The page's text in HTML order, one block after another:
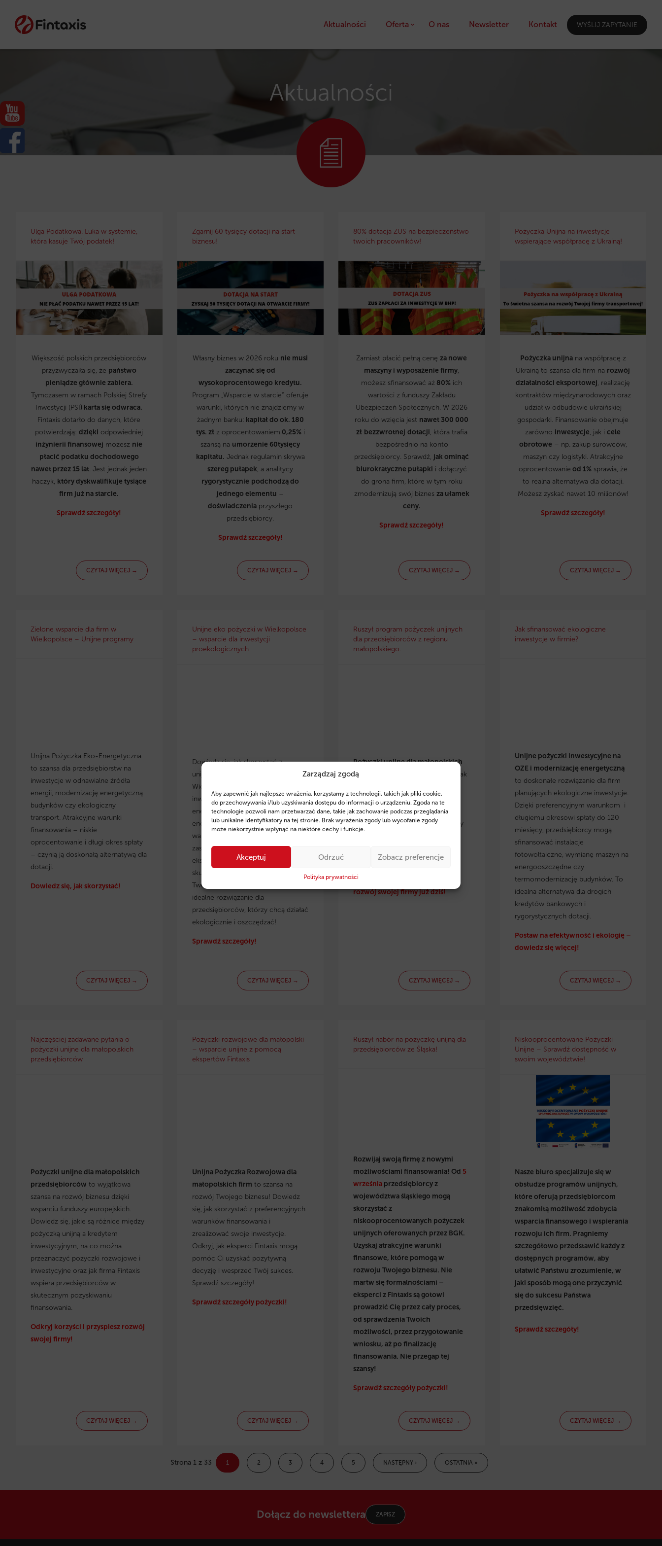
Zarządzaj zgodą
Aby zapewnić jak najlepsze wrażenia, korzystamy z technologii, takich jak pliki cookie,
do przechowywania i/lub uzyskiwania dostępu do informacji o urządzeniu. Zgoda na te
technologie pozwoli nam przetwarzać dane, takie jak zachowanie podczas przeglądania
lub unikalne identyfikatory na tej stronie. Brak wyrażenia zgody lub wycofanie zgody
może niekorzystnie wpłynąć na niektóre cechy i funkcje.
Akceptuj Odrzuć Zobacz preferencje
Polityka prywatności
Aktualności Oferta O nas Newsletter Kontakt WYŚLIJ ZAPYTANIE
Aktualności
Ulga Podatkowa. Luka w systemie,
która kasuje Twój podatek!
Większość polskich przedsiębiorców
przyzwyczaiła się, że państwo
pieniądze głównie zabiera.
Tymczasem w ramach Polskiej Strefy
Inwestycji (PSI) karta się odwraca.
Fintaxis dotarło do danych, które
potwierdzają:dzięki odpowiedniej
inżynierii finansowej możesz nie
płacić podatku dochodowego
nawet przez 15 lat. Jest jednak jeden
haczyk, który dyskwalifikuje tysiące
firm już na starcie.
Sprawdź szczegóły!
CZYTAJ WIĘCEJ →
Zgarnij 60 tysięcy dotacji na start
biznesu!
Własny biznes w 2026 roku nie musi
zaczynać się od
wysokoprocentowego kredytu.
Program „Wsparcie w starcie” oferuje
warunki, których nie znajdziemy w
żadnym banku: kapitał do ok. 180
tys. zł z oprocentowaniem 0,25%i
szansą na umorzenie 60tysięcy
kapitału. Jednak regulamin skrywa
szereg pułapek, a analitycy
rygorystycznie podchodzą do
jednego elementu –
doświadczenia przyszłego
przedsiębiorcy.
Sprawdź szczegóły!
CZYTAJ WIĘCEJ →
80% dotacja ZUS na bezpieczeństwo
twoich pracowników!
Zamiast płacić pełną cenęza nowe
maszyny i wyposażenie firmy,
możesz sfinansować aż 80% ich
wartości z funduszy Zakładu
Ubezpieczeń Społecznych. W 2026
roku do wzięcia jest nawet 300 000
zł bezzwrotnej dotacji, która trafia
bezpośrednio na konto
przedsiębiorcy. Sprawdź, jak ominąć
biurokratyczne pułapki i dołączyć
do grona firm, które w tym roku
zmodernizują swój biznes za ułamek
ceny.
Sprawdź szczegóły!
CZYTAJ WIĘCEJ →
Pożyczka Unijna na inwestycje
wspierające współpracę z Ukrainą!
Pożyczka unijnana współpracę z
Ukrainą to szansa dla firm na rozwój
działalności eksportowej, realizację
kontraktów międzynarodowych oraz
udział w odbudowie ukraińskiej
gospodarki. Finansowanie obejmuje
zarówno inwestycje, jak icele
obrotowe – np. zakup surowców,
maszyn czy logistyki. Atrakcyjne
oprocentowanie od 1%sprawia, że
to realna alternatywa dla dotacji.
Możesz zyskać nawet 10 milionów!
Sprawdź szczegóły!
CZYTAJ WIĘCEJ →
Zielone wsparcie dla firm w
Wielkopolsce – Unijne programy
Unijna Pożyczka Eko-Energetyczna
to szansa dla przedsiębiorstw na
inwestycje w odnawialne źródła
energii, modernizację energetyczną
budynków czy ekologiczny
transport. Atrakcyjne warunki
finansowania – niskie
oprocentowanie i długi okres spłaty
– czynią ją doskonałą alternatywą dla
dotacji.
Dowiedz się, jak skorzystać!
CZYTAJ WIĘCEJ →
Unijne eko pożyczki w Wielkopolsce
– wsparcie dla inwestycji
proekologicznych
Dowiedz się, jak skorzystać z
unijnych eko pożyczek w
Wielkopolsce
inwestycje w OZE, modernizację
energetyczną czy zakup
energooszczędnego sprzętu. Poznaj
warunki finansowania, przykłady
zastosowań oraz sprawdź, jak
eksperci Fintaxis mogą pomóc Ci
skutecznie zdobyć środki na rozwój
Twojej firmy. Eko pożyczka to
idealne rozwiązanie dla
przedsiębiorców, którzy chcą działać
ekologicznie i oszczędzać!
Sprawdź szczegóły!
CZYTAJ WIĘCEJ →
Ruszył program pożyczek unijnych
dla przedsiębiorców z regionu
małopolskiego.
Pożyczki unijne dla małopolskich
przedsiębiorców
– dowiedz się, jak
pożyczek na rozwój, inwestycje i
odnawialne źródła energii. Zyskaj
wsparcie ekspertów Fintaxis, którzy
finansowania.
Sprawdź szczegóły i postaw na
rozwój swojej firmy już dziś!
CZYTAJ WIĘCEJ →
Jak sfinansować ekologiczne
inwestycje w firmie?
Unijne pożyczki inwestycyjne na
OZE i modernizację energetyczną
to doskonałe rozwiązanie dla firm
planujących ekologiczne inwestycje.
Dzięki preferencyjnym warunkom i
długiemu okresowi spłaty do 120
miesięcy, przedsiębiorcy mogą
sfinansować instalacje
fotowoltaiczne, wymianę maszyn na
energooszczędne czy
termomodernizację budynków. To
idealna alternatywa dla drogich
kredytów bankowych i
rygorystycznych dotacji.
Postaw na efektywność i ekologię –
dowiedz się więcej!
CZYTAJ WIĘCEJ →
Najczęściej zadawane pytania o
pożyczki unijne dla małopolskich
przedsiębiorców
Pożyczki unijne dla małopolskich
przedsiębiorców to wyjątkowa
szansa na rozwój biznesu dzięki
wsparciu funduszy europejskich.
Dowiedz się, jakie są różnice między
pożyczką unijną a kredytem
inwestycyjnym, na co można
przeznaczyć pożyczki rozwojowe i
inwestycyjne oraz jak firma Fintaxis
wspiera przedsiębiorców w
skutecznym pozyskiwaniu
finansowania.
Odkryj korzyści i przyspiesz rozwój
swojej firmy!
CZYTAJ WIĘCEJ →
Pożyczki rozwojowe dla małopolski
– wsparcie unijne z pomocą
ekspertów Fintaxis
Unijna Pożyczka Rozwojowa dla
małopolskich firm to szansa na
rozwój Twojego biznesu! Dowiedz
się, jak skorzystać z preferencyjnych
warunków finansowania i
zrealizować swoje inwestycje.
Odkryj, jak eksperci Fintaxis mogą
pomóc Ci uzyskać pozytywną
decyzję i wesprzeć Twój sukces.
Sprawdź szczegóły!
Sprawdź szczegóły pożyczki!
CZYTAJ WIĘCEJ →
Ruszył nabór na pożyczkę unijną dla
przedsiębiorców ze Śląska!
Rozwijaj swoją firmę z nowymi
możliwościami finansowania! Od 5
września przedsiębiorcy z
województwa śląskiego mogą
skorzystać z
niskooprocentowanych pożyczek
unijnych oferowanych przez BGK.
Uzyskaj atrakcyjne warunki
finansowe, które pomogą w
rozwoju Twojego biznesu. Nie
martw się formalnościami –
eksperci z Fintaxis są gotowi
prowadzić Cię przez cały proces,
od sprawdzenia Twoich
możliwości, przez przygotowanie
wniosku, aż po finalizację
finansowania. Nie przegap tej
szansy!
Sprawdź szczegóły pożyczki!
CZYTAJ WIĘCEJ →
Niskooprocentowane Pożyczki
Unijne – Sprawdź dostępność w
swoim województwie!
Nasze biuro specjalizuje się w
obsłudze programów unijnych,
które oferują przedsiębiorcom
znakomitą możliwość zdobycia
wsparcia finansowego i wspierania
rozwoju ich firm. Pragniemy
szczegółowo przedstawić każdy z
dostępnych programów, aby
ułatwić Państwu zrozumienie, w
jaki sposób mogą one przyczynić
się do sukcesu Państwa
przedsięwzięć.
Sprawdź szczegóły!
CZYTAJ WIĘCEJ →
Strona 1 z 33 1 2 3 4 5 NASTĘPNY › OSTATNIA »
Dołącz do newslettera ZAPISZ